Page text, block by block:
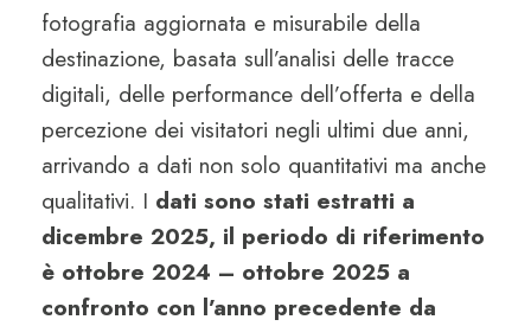
fotografia aggiornata e misurabile della
destinazione, basata sull’analisi delle tracce
digitali, delle performance dell’offerta e della
percezione dei visitatori negli ultimi due anni,
arrivando a dati non solo quantitativi ma anche
qualitativi. I dati sono stati estratti a
dicembre 2025, il periodo di riferimento
è ottobre 2024 – ottobre 2025 a
confronto con l’anno precedente da